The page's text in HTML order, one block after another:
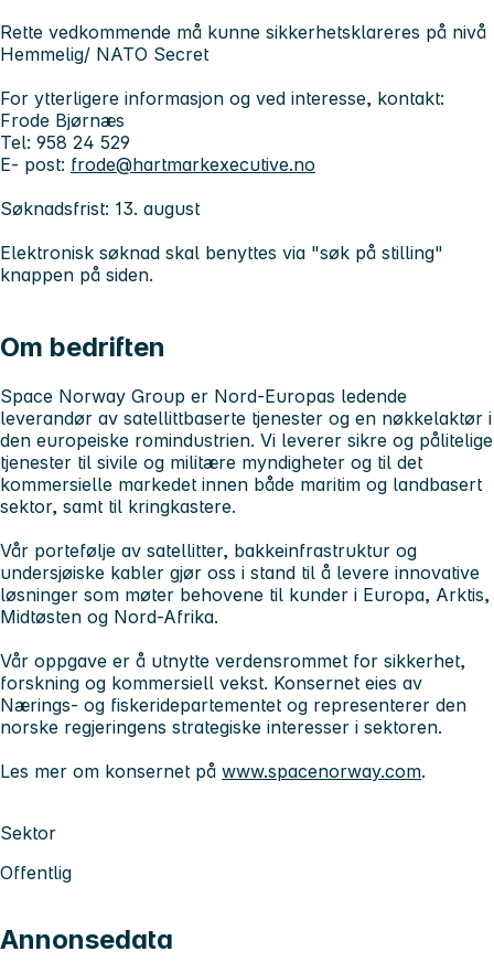
Rette vedkommende må kunne sikkerhetsklareres på nivå
Hemmelig/ NATO Secret
For ytterligere informasjon og ved interesse, kontakt:
Frode Bjørnæs
Tel: 958 24 529
E- post: frode@hartmarkexecutive.no
Søknadsfrist: 13. august
Elektronisk søknad skal benyttes via "søk på stilling"
knappen på siden.
Om bedriften
Space Norway Group er Nord-Europas ledende
leverandør av satellittbaserte tjenester og en nøkkelaktør i
den europeiske romindustrien. Vi leverer sikre og pålitelige
tjenester til sivile og militære myndigheter og til det
kommersielle markedet innen både maritim og landbasert
sektor, samt til kringkastere.
Vår portefølje av satellitter, bakkeinfrastruktur og
undersjøiske kabler gjør oss i stand til å levere innovative
løsninger som møter behovene til kunder i Europa, Arktis,
Midtøsten og Nord-Afrika.
Vår oppgave er å utnytte verdensrommet for sikkerhet,
forskning og kommersiell vekst. Konsernet eies av
Nærings- og fiskeridepartementet og representerer den
norske regjeringens strategiske interesser i sektoren.
Les mer om konsernet på www.spacenorway.com.
Sektor
Offentlig
Annonsedata